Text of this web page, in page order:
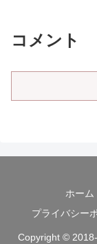
コメント
ホーム
プライバシー
Copyright ©